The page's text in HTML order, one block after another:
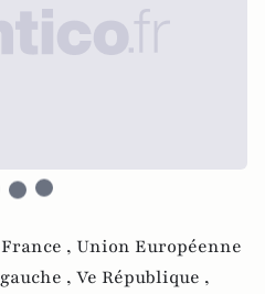
France , Union Européenne
gauche , Ve République ,